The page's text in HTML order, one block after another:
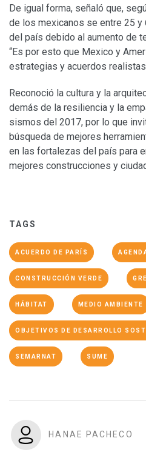
De igual forma, señaló que,
de los mexicanos se entre 25 y
del país debido al aumento de
“Es por esto que Mexico y
estrategias y acuerdos
Reconoció la cultura y la
demás de la resiliencia y la
sismos del 2017, por lo que
búsqueda de mejores
en las fortalezas del país para
mejores construcciones y
TAGS
ACUERDO DE PARÍS
CONSTRUCCIÓN VERDE
HÁBITAT MEDIO AMBIENTE
OBJETIVOS DE DESARROLLO
SEMARNAT SUME
HANAE PACHECO